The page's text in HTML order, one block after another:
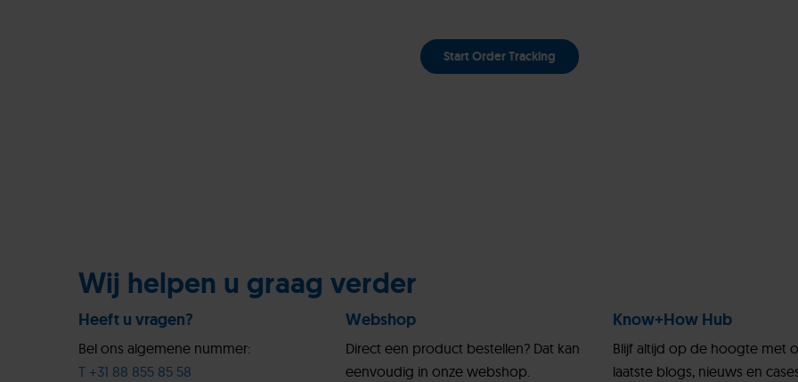
Start Order Tracking
Wij helpen u graag verder
Heeft u vragen?
Bel ons algemene nummer:
T +31 88 855 85 58
Webshop
Direct een product bestellen? Dat kan
eenvoudig in onze webshop.
Know+How Hub
Blijf altijd op de hoogte met
laatste blogs, nieuws en